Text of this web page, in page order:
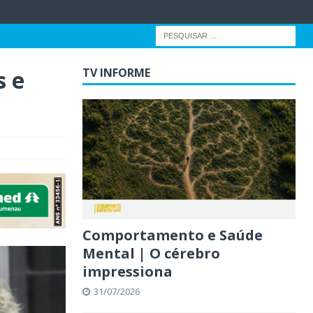
e
TV INFORME
Comportamento e Saúde
Mental | O cérebro
impressiona
31/07/2026